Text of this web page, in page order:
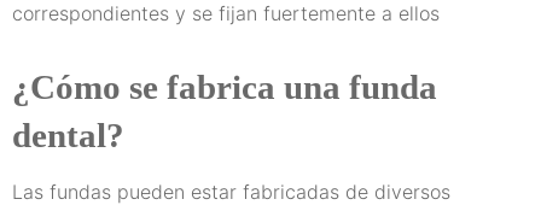
correspondientes y se fijan fuertemente a ellos
¿Cómo se fabrica una funda
dental?
Las fundas pueden estar fabricadas de diversos